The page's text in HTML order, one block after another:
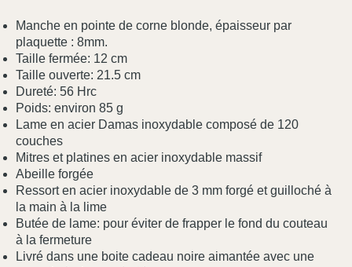
Manche en pointe de corne blonde, épaisseur par
plaquette : 8mm.
Taille fermée: 12 cm
Taille ouverte: 21.5 cm
Dureté: 56 Hrc
Poids: environ 85 g
Lame en acier Damas inoxydable composé de 120
couches
Mitres et platines en acier inoxydable massif
Abeille forgée
Ressort en acier inoxydable de 3 mm forgé et guilloché à
la main à la lime
Butée de lame: pour éviter de frapper le fond du couteau
à la fermeture
Livré dans une boite cadeau noire aimantée avec une